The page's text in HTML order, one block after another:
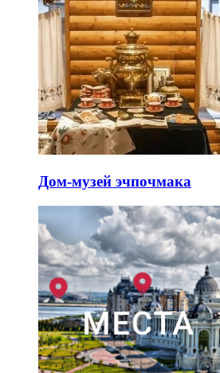
Дом-музей эчпочмака